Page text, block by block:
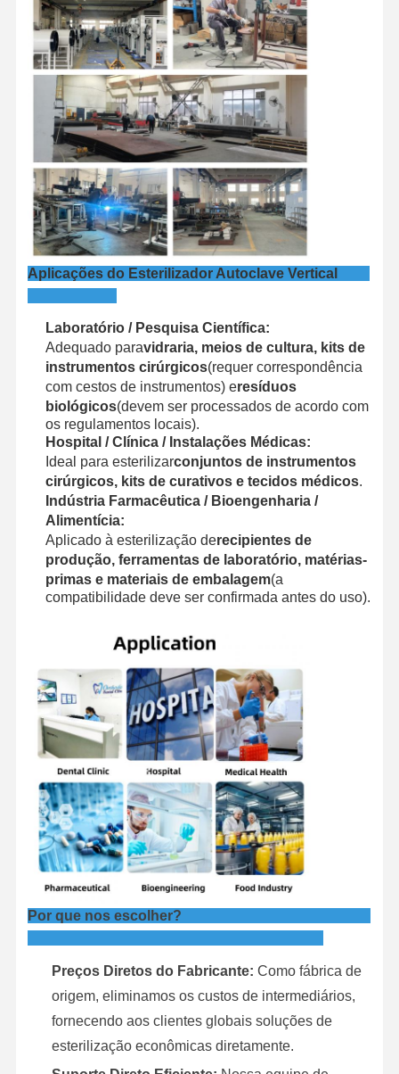
Aplicações do Esterilizador Autoclave Vertical
Laboratório / Pesquisa Científica:
Adequado paravidraria, meios de cultura, kits de
instrumentos cirúrgicos(requer correspondência
com cestos de instrumentos) eresíduos
biológicos(devem ser processados de acordo com
os regulamentos locais).
Hospital / Clínica / Instalações Médicas:
Ideal para esterilizarconjuntos de instrumentos
cirúrgicos, kits de curativos e tecidos médicos.
Indústria Farmacêutica / Bioengenharia /
Alimentícia:
Aplicado à esterilização derecipientes de
produção, ferramentas de laboratório, matérias-
primas e materiais de embalagem(a
compatibilidade deve ser confirmada antes do uso).
Por que nos escolher?
Preços Diretos do Fabricante: Como fábrica de
origem, eliminamos os custos de intermediários,
fornecendo aos clientes globais soluções de
esterilização econômicas diretamente.